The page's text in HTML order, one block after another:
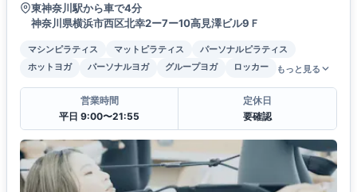
東神奈川駅から車で4分
神奈川県横浜市西区北幸2ー7ー10高見澤ビル9Ｆ
マシンピラティス マットピラティス
パーソナルピラティス
ホットヨガ
パーソナルヨガ グループヨガ ロッカー もっと見る
営業時間
平日 9:00〜21:55
定休日
要確認